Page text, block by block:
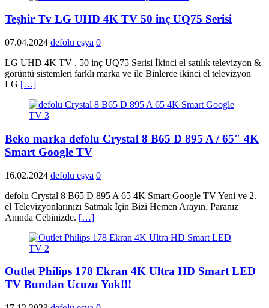
Teşhir Tv LG UHD 4K TV 50 inç UQ75 Serisi
07.04.2024 defolu eşya 0
LG UHD 4K TV , 50 inç UQ75 Serisi İkinci el satılık televizyon &
görüntü sistemleri farklı marka ve ile Binlerce ikinci el televizyon
LG […]
Beko marka defolu Crystal 8 B65 D 895 A / 65″ 4K
Smart Google TV
16.02.2024 defolu eşya 0
defolu Crystal 8 B65 D 895 A 65 4K Smart Google TV Yeni ve 2.
el Televizyonlarınızı Satmak İçin Bizi Hemen Arayın. Paranız
Anında Cebinizde. […]
Outlet Philips 178 Ekran 4K Ultra HD Smart LED
TV Bundan Ucuzu Yok!!!